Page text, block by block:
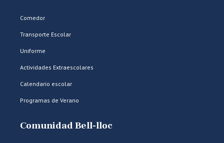
Comedor
Transporte Escolar
Uniforme
Actividades Extraescolares
Calendario escolar
Programas de Verano
Comunidad Bell-lloc